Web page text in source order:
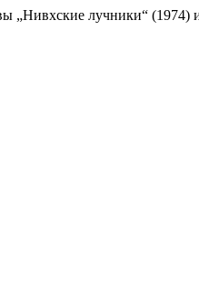
лучники“ (1974)